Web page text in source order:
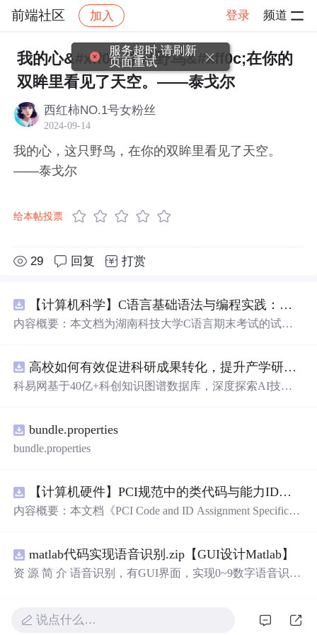
前端社区 加入 登录 频道
社区 前端社区 感慨 帖子详情
我的心&#xff0c;这只野鸟&#xff0c;在你的
双眸里看见了天空。——泰戈尔
西红柿NO.1号女粉丝
2024-09-14
我的心，这只野鸟，在你的双眸里看见了天空。
——泰戈尔
给本帖投票
29 回复 打赏
【计算机科学】C语言基础语法与编程实践：湖南科技大学期末考试核
内容概要：本文档为湖南科技大学C语言期末考试的试题
循环）、数组、字符串处理、函数定义与调用、指针初步
等内容。题目形式为单项选择题，每道题后附有正确答
业学习C语言课程的学生，特别是准备期末考试或需要强
化基础知识的初学者。; 使用场景及目标：①用于考前复
习，检验对C语言核
辑分析能力。; 阅读建议：建议结合教材和上机实践进行练
习，重点关注易错题和涉及复杂逻辑控制的题目，理解每
道题背后的程序执行流程，以达到真正掌握语言特性的目
高校如何有效促进科研成果转化，提升产学研合作效率？.docx
科易网基于40亿+科创知识图谱数据库，深度探索AI技术
新领域的AI+数智化解决方案，推动科技创新与产业创新
智能化发展。
bundle.properties
bundle.properties
【计算机硬件】PCI规范中的类代码与能力ID分配：设备功能分类及扩展能力标识系统设计
内容概要：本文档《PCI Code and ID Assignment Specificati
力标识（Extended Capability IDs）的标准编码规范。文档
详细列出了各类设备的功能分类，包括存储控制器、网络
matlab代码实现语音识别.zip【GUI设计Matlab】
资 源 简 介 语音识别，有GUI界面，实现0~9数字语音识别
术，它可以将人类的语音转换为计算机可以理解的文本。
说点什么…
服务超时,请刷新
页面重试